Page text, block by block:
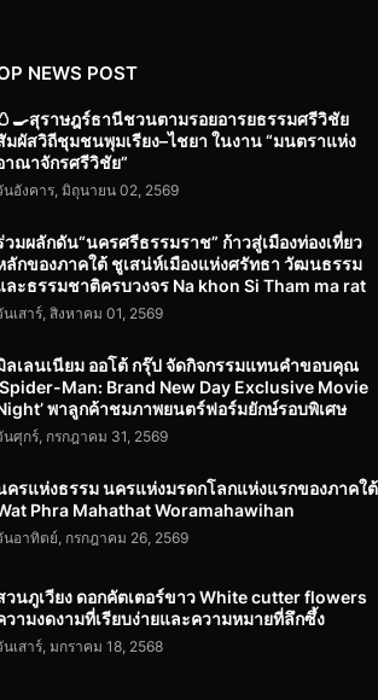
NEWS POST
สุราษฎร์ธานีชวนตามรอยอารยธรรมศรีวิชัย
มผัสวิถีชุมชนพุมเรียง–ไชยา ในงาน “มนตราแห่ง
าณาจักรศรีวิชัย”
นอังคาร, มิถุนายน 02, 2569
วมผลักดัน“นครศรีธรรมราช” ก้าวสู่เมืองท่องเที่ยว
ลักของภาคใต้ ชูเสน่ห์เมืองแห่งศรัทธา วัฒนธรรม
ละธรรมชาติครบวงจร Na khon Si Tham ma rat
นเสาร์, สิงหาคม 01, 2569
ลเลนเนียม ออโต้ กรุ๊ป จัดกิจกรรมแทนคำขอบคุณ
Man: Brand New Day Exclusive Movie
พาลูกค้าชมภาพยนตร์ฟอร์มยักษ์รอบพิเศษ
นศุกร์, กรกฎาคม 31, 2569
ครแห่งธรรม นครแห่งมรดกโลกแห่งแรกของภาคใต้
Phra Mahathat Woramahawihan
นอาทิตย์, กรกฎาคม 26, 2569
วนภูเวียง ดอกคัตเตอร์ขาว White cutter flowers
วามงดงามที่เรียบง่ายและความหมายที่ลึกซึ้ง
นเสาร์, มกราคม 18, 2568